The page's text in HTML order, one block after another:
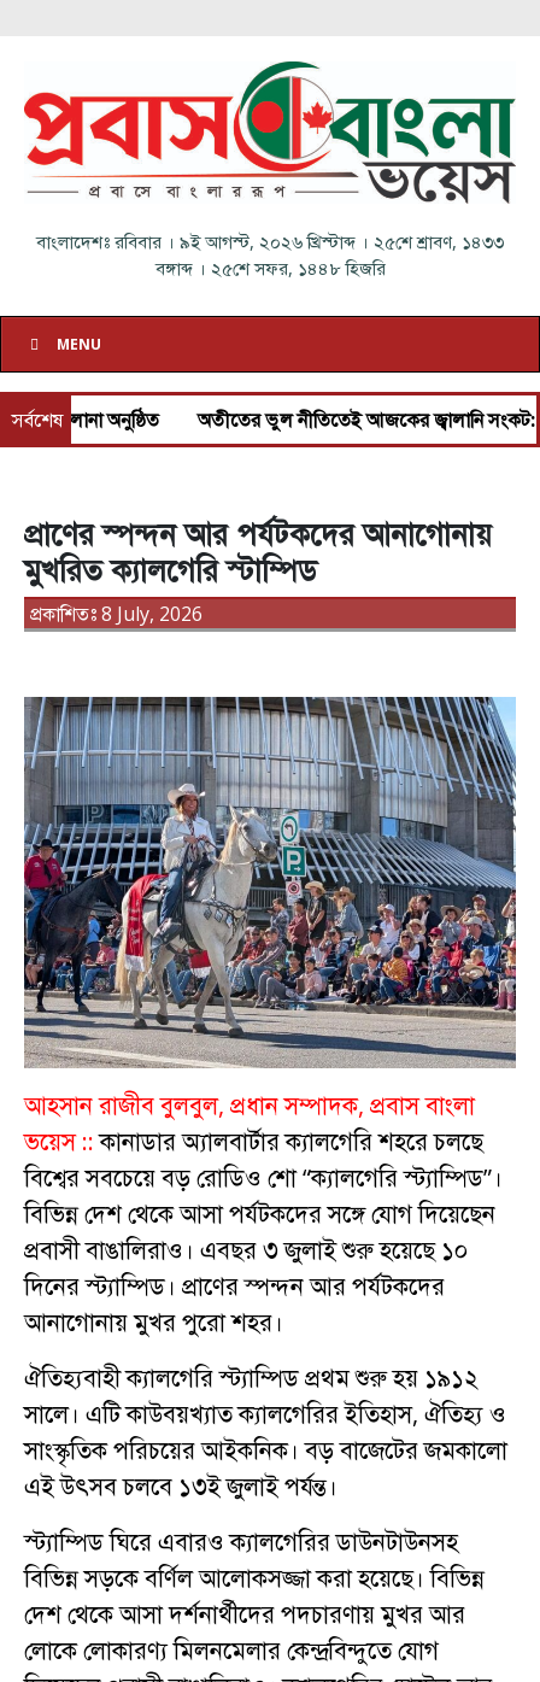
বাংলাদেশঃরবিবার । ৯ই আগস্ট, ২০২৬ খ্রিস্টাব্দ । ২৫শে শ্রাবণ, ১৪৩৩
বঙ্গাব্দ। ২৫শে সফর, ১৪৪৮ হিজরি
MENU
সর্বশেষ
অনুষ্ঠিত অতীতের ভুল নীতিতেই আজকের জ্বালানি সংকট: প্রধানমন্ত্রী
প্রাণের স্পন্দন আর পর্যটকদের আনাগোনায়
মুখরিত ক্যালগেরি স্টাম্পিড
প্রকাশিতঃ 8 July, 2026
আহসান রাজীব বুলবুল, প্রধান সম্পাদক, প্রবাস বাংলা
ভয়েস :: কানাডার অ্যালবার্টার ক্যালগেরি শহরে চলছে
বিশ্বের সবচেয়ে বড় রোডিও শো “ক্যালগেরি স্ট্যাম্পিড”।
বিভিন্ন দেশ থেকে আসা পর্যটকদের সঙ্গে যোগ দিয়েছেন
প্রবাসী বাঙালিরাও। এবছর ৩ জুলাই শুরু হয়েছে ১০
দিনের স্ট্যাম্পিড। প্রাণের স্পন্দন আর পর্যটকদের
আনাগোনায় মুখর পুরো শহর।
ঐতিহ্যবাহী ক্যালগেরি স্ট্যাম্পিড প্রথম শুরু হয় ১৯১২
সালে। এটি কাউবয়খ্যাত ক্যালগেরির ইতিহাস, ঐতিহ্য ও
সাংস্কৃতিক পরিচয়ের আইকনিক। বড় বাজেটের জমকালো
এই উৎসব চলবে ১৩ই জুলাই পর্যন্ত।
স্ট্যাম্পিড ঘিরে এবারও ক্যালগেরির ডাউনটাউনসহ
বিভিন্ন সড়কে বর্ণিল আলোকসজ্জা করা হয়েছে। বিভিন্ন
দেশ থেকে আসা দর্শনার্থীদের পদচারণায় মুখর আর
লোকে লোকারণ্য মিলনমেলার কেন্দ্রবিন্দুতে যোগ